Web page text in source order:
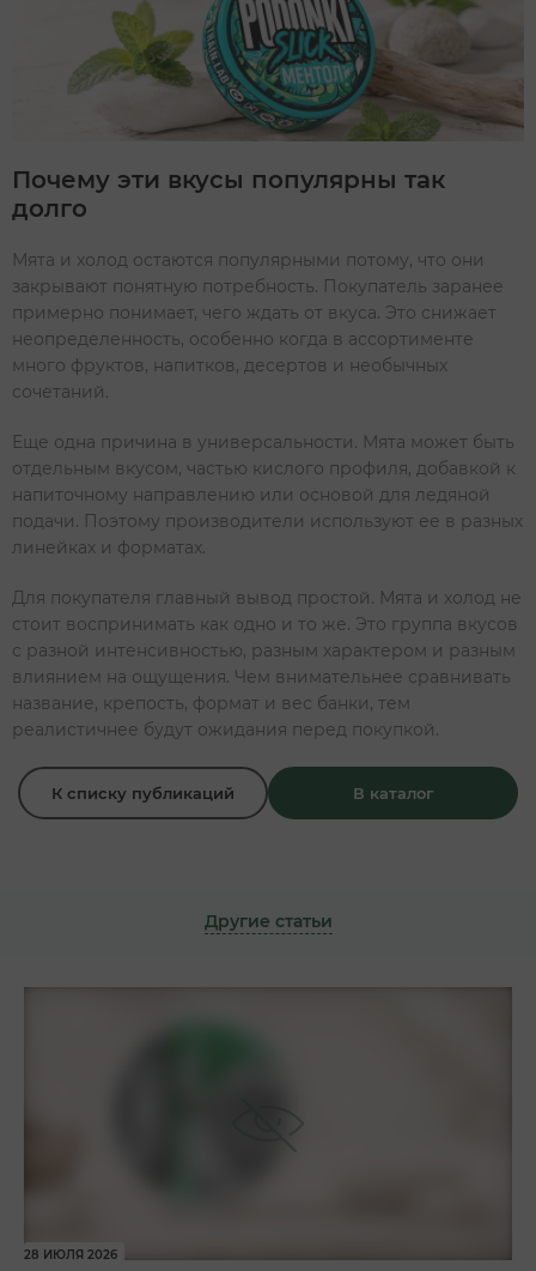
Почему эти вкусы популярны так
долго
Мята и холод остаются популярными потому, что они
закрывают понятную потребность. Покупатель заранее
примерно понимает, чего ждать от вкуса. Это снижает
неопределенность, особенно когда в ассортименте
много фруктов, напитков, десертов и необычных
сочетаний.
Еще одна причина в универсальности. Мята может быть
отдельным вкусом, частью кислого профиля, добавкой к
напиточному направлению или основой для ледяной
подачи. Поэтому производители используют ее в разных
линейках и форматах.
Для покупателя главный вывод простой. Мята и холод не
стоит воспринимать как одно и то же. Это группа вкусов
с разной интенсивностью, разным характером и разным
влиянием на ощущения. Чем внимательнее сравнивать
название, крепость, формат и вес банки, тем
реалистичнее будут ожидания перед покупкой.
К списку публикаций В каталог
Другие статьи
28 ИЮЛЯ 2026